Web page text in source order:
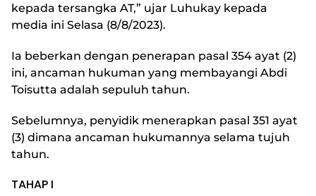
kepada tersangka AT,” ujar Luhukay kepada
media ini Selasa (8/8/2023).
Ia beberkan dengan penerapan pasal 354 ayat (2)
ini, ancaman hukuman yang membayangi Abdi
Toisutta adalah sepuluh tahun.
Sebelumnya, penyidik menerapkan pasal 351 ayat
(3) dimana ancaman hukumannya selama tujuh
tahun.
TAHAP I